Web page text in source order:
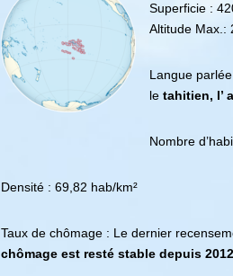
Superficie :
Altitude Max.:
Langue
le tahitien, l’
Nombre
Densité : 69,82 hab/km²
Taux de chômage : Le dernier
chômage est resté stable depuis